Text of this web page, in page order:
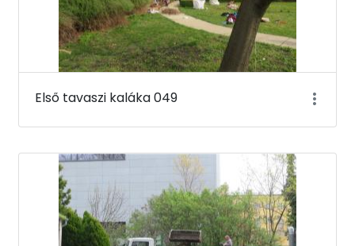
Első tavaszi kaláka 049